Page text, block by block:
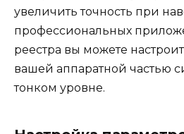
увеличить точность при
профессиональных
реестра вы можете
вашей аппаратной частью
тонком уровне.